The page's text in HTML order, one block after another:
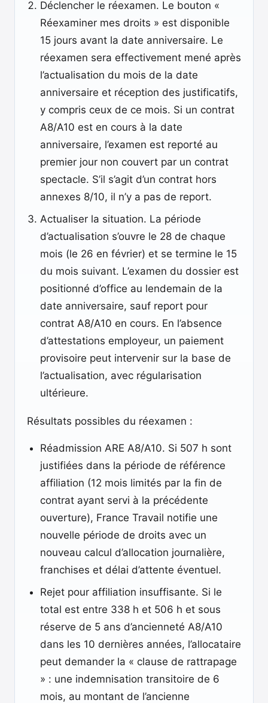
Déclencher le réexamen. Le bouton «
Réexaminer mes droits » est disponible
15 jours avant la date anniversaire. Le
réexamen sera effectivement mené après
l’actualisation du mois de la date
anniversaire et réception des justificatifs,
y compris ceux de ce mois. Si un contrat
A8/A10 est en cours à la date
anniversaire, l’examen est reporté au
premier jour non couvert par un contrat
spectacle. S’il s’agit d’un contrat hors
annexes 8/10, il n’y a pas de report.
Actualiser la situation. La période
d’actualisation s’ouvre le 28 de chaque
mois (le 26 en février) et se termine le 15
du mois suivant. L’examen du dossier est
positionné d’office au lendemain de la
date anniversaire, sauf report pour
contrat A8/A10 en cours. En l’absence
d’attestations employeur, un paiement
provisoire peut intervenir sur la base de
l’actualisation, avec régularisation
ultérieure.
Résultats possibles du réexamen :
Réadmission ARE A8/A10. Si 507 h sont
justifiées dans la période de référence
affiliation (12 mois limités par la fin de
contrat ayant servi à la précédente
ouverture), France Travail notifie une
nouvelle période de droits avec un
nouveau calcul d’allocation journalière,
franchises et délai d’attente éventuel.
Rejet pour affiliation insuffisante. Si le
total est entre 338 h et 506 h et sous
réserve de 5 ans d’ancienneté A8/A10
dans les 10 dernières années, l’allocataire
peut demander la « clause de rattrapage
» : une indemnisation transitoire de 6
mois, au montant de l’ancienne